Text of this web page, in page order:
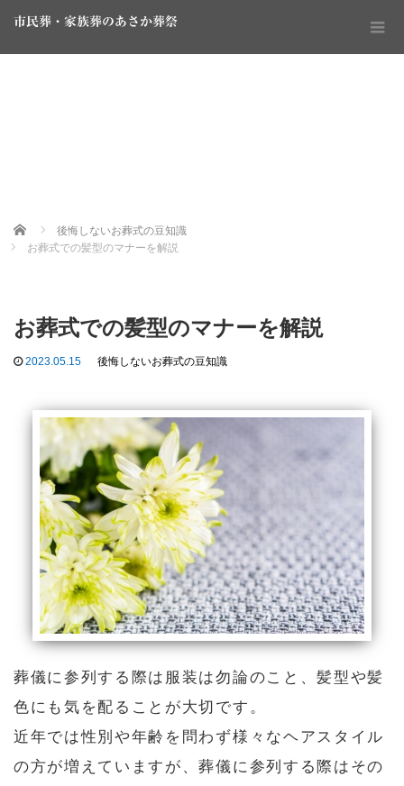
市民葬・家族葬のあさか葬祭
Home
後悔しないお葬式の豆知識
お葬式での髪型のマナーを解説
お葬式での髪型のマナーを解説
2023.05.15 後悔しないお葬式の豆知識
葬儀に参列する際は服装は勿論のこと、髪型や髪
色にも気を配ることが大切です。
近年では性別や年齢を問わず様々なヘアスタイル
の方が増えていますが、葬儀に参列する際はその